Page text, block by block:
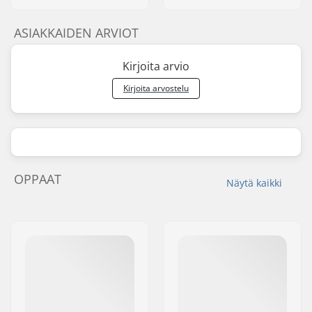
ASIAKKAIDEN ARVIOT
Kirjoita arvio
Kirjoita arvostelu
Näytä kaikki
OPPAAT